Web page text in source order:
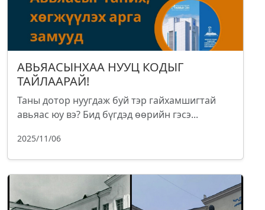
АВЬЯАСЫНХАА НУУЦ КОДЫГ
ТАЙЛААРАЙ!
Таны дотор нуугдаж буй тэр гайхамшигтай
авьяас юу вэ? Бид бүгдэд өөрийн гэсэ...
2025/11/06